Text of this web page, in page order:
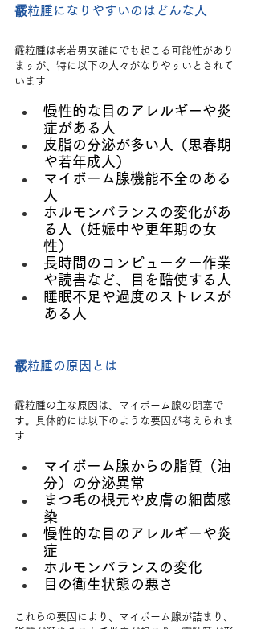
霰粒腫になりやすいのはどんな人
霰粒腫は老若男女誰にでも起こる可能性があり
ますが、特に以下の人々がなりやすいとされて
います
慢性的な目のアレルギーや炎
症がある人
皮脂の分泌が多い人（思春期
や若年成人）
マイボーム腺機能不全のある
人
ホルモンバランスの変化があ
る人（妊娠中や更年期の女
性）
長時間のコンピューター作業
や読書など、目を酷使する人
睡眠不足や過度のストレスが
ある人
霰粒腫の原因とは
霰粒腫の主な原因は、マイボーム腺の閉塞で
す。具体的には以下のような要因が考えられま
す
マイボーム腺からの脂質（油
分）の分泌異常
まつ毛の根元や皮膚の細菌感
染
慢性的な目のアレルギーや炎
症
ホルモンバランスの変化
目の衛生状態の悪さ
これらの要因により、マイボーム腺が詰まり、